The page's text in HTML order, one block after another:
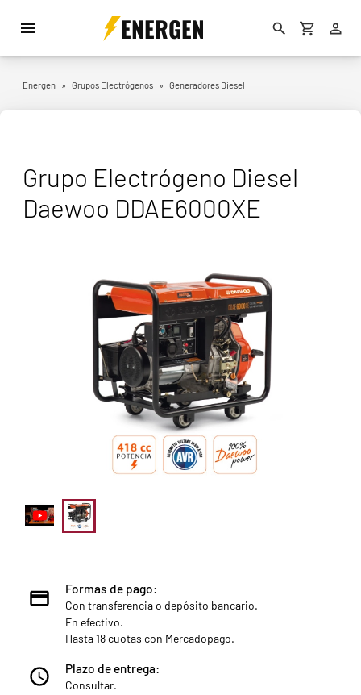
ENERGEN
Energen » Grupos Electrógenos » Generadores Diesel
Grupo Electrógeno Diesel
Daewoo DDAE6000XE
Formas de pago:
Con transferencia o depósito bancario.
En efectivo.
Hasta 18 cuotas con Mercadopago.
Plazo de entrega:
Consultar.